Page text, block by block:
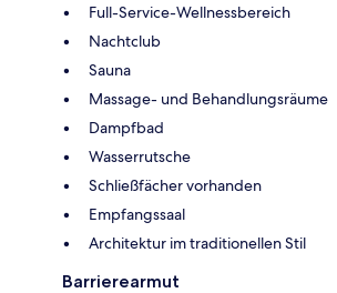
Full-Service-Wellnessbereich
Nachtclub
Sauna
Massage- und Behandlungsräume
Dampfbad
Wasserrutsche
Schließfächer vorhanden
Empfangssaal
Architektur im traditionellen Stil
Barrierearmut